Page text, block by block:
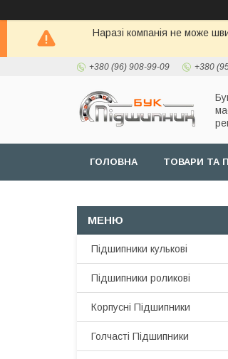
Наразі компанія не може
+380 (96) 908-99-09 +380
ГОЛОВНА ТОВАРИ ТА
Підшипники кулькові
Підшипники роликові
Корпусні Підшипники
Голчасті Підшипники